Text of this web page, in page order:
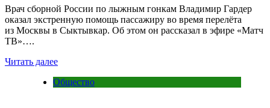
Врач сборной России по лыжным гонкам Владимир Гардер
оказал экстренную помощь пассажиру во время перелёта
из Москвы в Сыктывкар. Об этом он рассказал в эфире «Матч
ТВ»….
Читать далее
Общество